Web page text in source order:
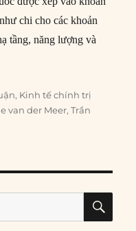
chi cho các khoản
tầng, năng lượng và
vấn đề nợ trong sáng kiến
, Kinh tế chính trị
van der Meer,Trần